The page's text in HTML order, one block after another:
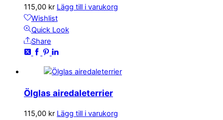
115,00 kr Lägg till i varukorg
Wishlist
Quick Look
Share
Ölglas airedaleterrier
115,00 kr Lägg till i varukorg